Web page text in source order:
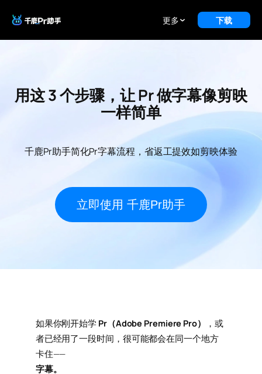
更多 下载
用这 3 个步骤，让 Pr 做字幕像剪映
一样简单
千鹿Pr助手简化Pr字幕流程，省返工提效如剪映体验
立即使用 千鹿Pr助手
如果你刚开始学 Pr（Adobe Premiere Pro）
，或
者已经用了一段时间，很可能都会在同一个地方
卡住——
字幕。